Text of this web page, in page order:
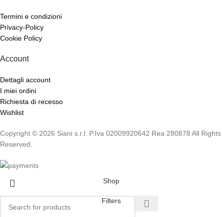
Termini e condizioni
Privacy-Policy
Cookie Policy
Account
Dettagli account
I miei ordini
Richiesta di recesso
Wishlist
Copyright © 2026 Siani s.r.l. P.Iva 02009920642 Rea 280878 All Rights
Reserved.
Shop
Filters